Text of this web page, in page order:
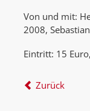
Von und mit:
2008,
Eintritt: 15
Zurück